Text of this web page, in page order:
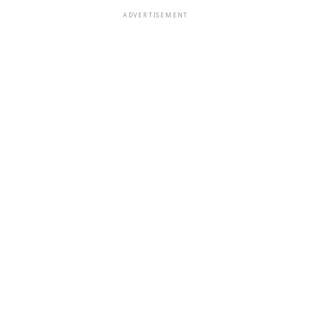
ADVERTISEMENT